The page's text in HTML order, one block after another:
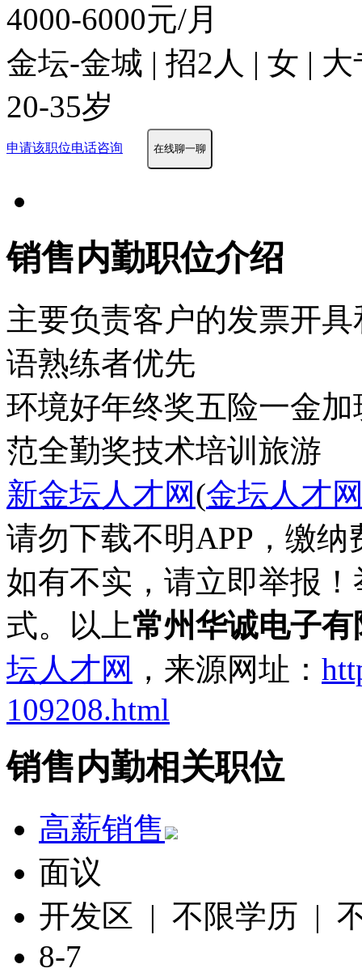
4000-6000元/月
金坛-金城 | 招2人 | 女 |
20-35岁
申请该职位电话咨询 在线聊一聊
销售内勤职位介绍
主要负责客户的发票开
语熟练者优先
环境好年终奖五险一金加
范全勤奖技术培训 旅游
新金坛人才网(金坛人才
请勿下载不明APP，缴
如有不实，请立即举报
式。以上常州华诚电子
坛人才网 ，来源网址：
109208.html
销售内勤相关职位
高薪销售
面议
开发区 | 不限学历 |
8-7